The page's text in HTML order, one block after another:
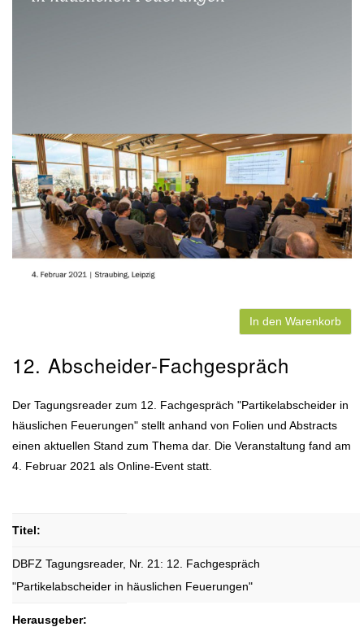
In den Warenkorb
12. Abscheider-Fachgespräch
Der Tagungsreader zum 12. Fachgespräch "Partikelabscheider in
häuslichen Feuerungen" stellt anhand von Folien und Abstracts
einen aktuellen Stand zum Thema dar. Die Veranstaltung fand am
4. Februar 2021 als Online-Event statt.
Titel:
DBFZ Tagungsreader, Nr. 21: 12. Fachgespräch
"Partikelabscheider in häuslichen Feuerungen"
Herausgeber: